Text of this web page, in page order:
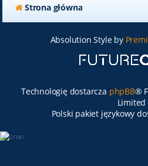
Strona główna
Absolution Style by
Technologię dostarcza phpBB®
Limited
Polski pakiet językowy